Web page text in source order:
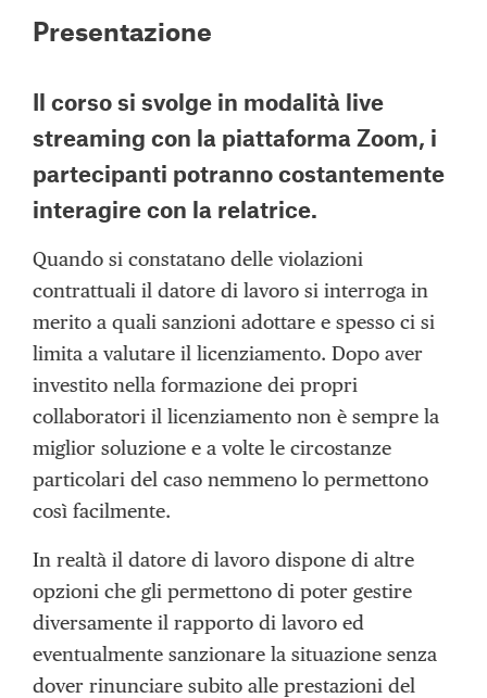
Presentazione
Il corso si svolge in modalità live
streaming con la piattaforma Zoom, i
partecipanti potranno costantemente
interagire con la relatrice.
Quando si constatano delle violazioni
contrattuali il datore di lavoro si interroga in
merito a quali sanzioni adottare e spesso ci si
limita a valutare il licenziamento. Dopo aver
investito nella formazione dei propri
collaboratori il licenziamento non è sempre la
miglior soluzione e a volte le circostanze
particolari del caso nemmeno lo permettono
così facilmente.
In realtà il datore di lavoro dispone di altre
opzioni che gli permettono di poter gestire
diversamente il rapporto di lavoro ed
eventualmente sanzionare la situazione senza
dover rinunciare subito alle prestazioni del